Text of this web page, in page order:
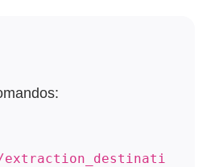
extraction_destinati